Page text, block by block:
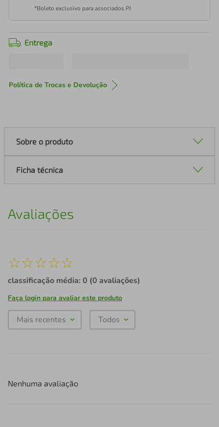
*Boleto exclusivo para associados PJ
Entrega
Política de Trocas e Devolução
Sobre o produto
Ficha técnica
Avaliações
☆☆☆☆☆
classificação média: 0 (0 avaliações)
Faça login para avaliar este produto
Mais recentes Todos
Nenhuma avaliação